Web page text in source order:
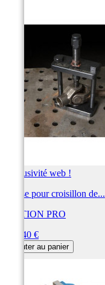
Exclusivité web !
Presse pour croisillon de...
MOTION PRO
134,40 €
Ajouter au panier